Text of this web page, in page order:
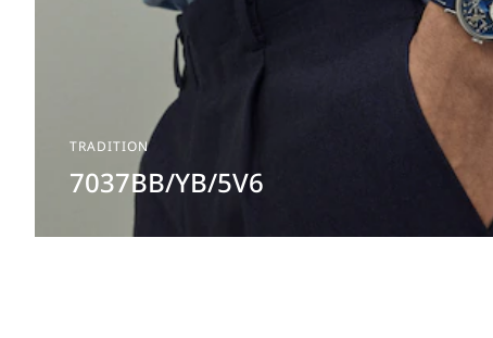
TRADITION
7037BB/YB/5V6